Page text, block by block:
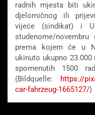
radnih mjesta biti
djelomičnog ili
vijeće (sindikat) i
studenome/
prema kojem će u
ukinuto ukupno
spomenutih 1500
(Bildquelle:
https://
car-fahrzeug-1665127/)